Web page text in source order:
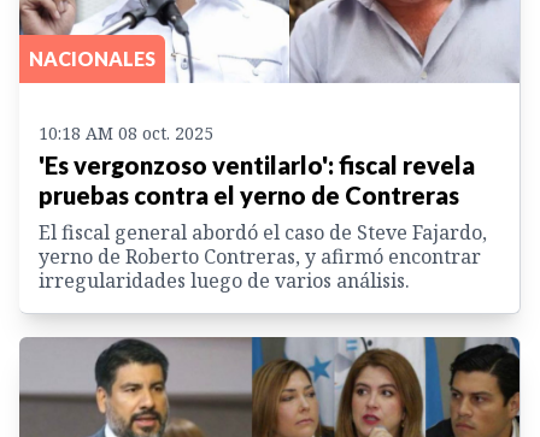
NACIONALES
10:18 AM 08 oct. 2025
'Es vergonzoso ventilarlo': fiscal revela
pruebas contra el yerno de Contreras
El fiscal general abordó el caso de Steve Fajardo,
yerno de Roberto Contreras, y afirmó encontrar
irregularidades luego de varios análisis.